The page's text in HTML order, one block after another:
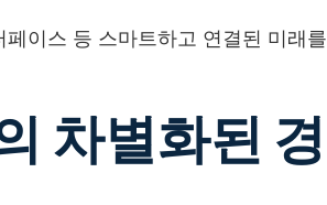
이스 등 스마트하고 연결된 미래를
차별화된 경